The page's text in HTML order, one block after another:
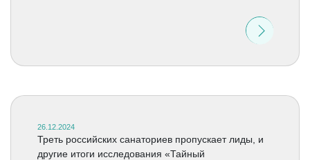
26.12.2024
Треть российских санаториев пропускает лиды, и
другие итоги исследования «Тайный